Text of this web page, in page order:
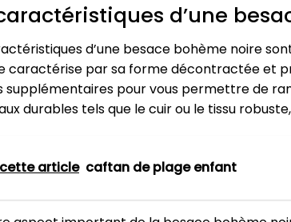
d’une
d’une besace bohème noire
caractérise par sa forme décontractée et
supplémentaires pour vous permettre de
durables tels que le cuir ou le tissu
article caftan de plage enfant